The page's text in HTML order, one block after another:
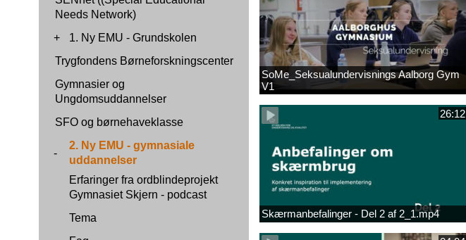
Needs Network)
+
1. Ny EMU - Grundskolen
Trygfondens Børneforskningscenter
Gymnasier og
Ungdomsuddannelser
SFO og børnehaveklasse
-
2. Ny EMU - gymnasiale
uddannelser
Erfaringer fra ordblindeprojekt
Gymnasiet Skjern - podcast
Tema
SoMe_Seksualundervisnings Aalborg Gym
V1
26:12
Skærmanbefalinger - Del 2 af 2_1.mp4